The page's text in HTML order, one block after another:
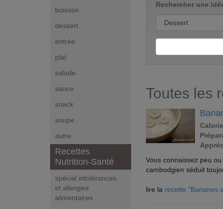
boisson
dessert
entrée
plat
salade
sauce
snack
soupe
autre
Recettes
Nutrition-Santé
spécial intolérances
et allergies
alimentaires
Rechercher une
Toutes les
Vous connaissez peu
cambodgien séduit
lire la recette "Bananes